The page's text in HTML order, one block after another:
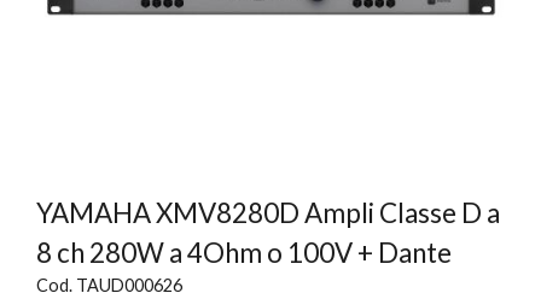
YAMAHA XMV8280D Ampli Classe D a
8 ch 280W a 4Ohm o 100V + Dante
Cod. TAUD000626